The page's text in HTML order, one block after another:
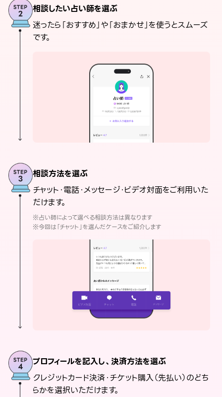
相談したい占い師を選ぶ
迷ったら「おすすめ」や「おまかせ」を使うとスムーズ
です。
相談方法を選ぶ
チャット・電話・メッセージ・ビデオ対面をご利用いた
だけます。
※占い師によって選べる相談方法は異なります
※今回は「チャット」を選んだケースをご紹介します
プロフィールを記入し、決済方法を選ぶ
クレジットカード決済・チケット購入（先払い）のどち
らかを選択いただけます。